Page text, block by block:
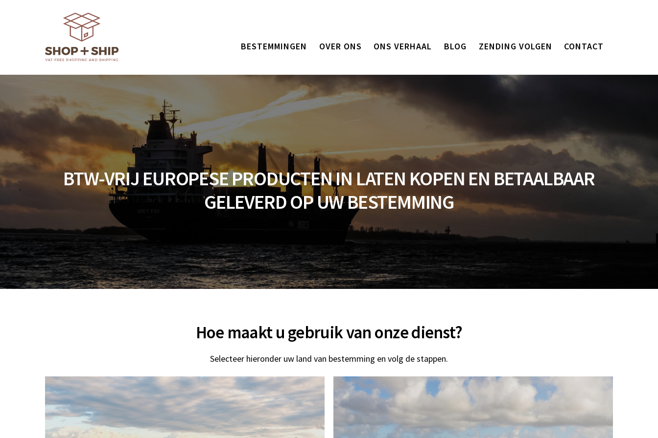
BESTEMMINGEN OVER ONS ONS VERHAAL BLOG ZENDING VOLGEN CONTACT
BTW-VRIJ EUROPESE PRODUCTEN IN LATEN KOPEN EN BETAALBAAR
GELEVERD OP UW BESTEMMING
Hoe maakt u gebruik van onze dienst?
Selecteer hieronder uw land van bestemming en volg de stappen.